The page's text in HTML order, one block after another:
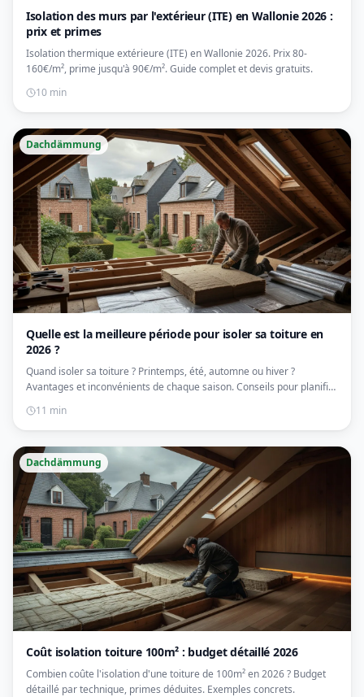
Isolation des murs par l'extérieur (ITE) en Wallonie 2026 :
prix et primes
Isolation thermique extérieure (ITE) en Wallonie 2026. Prix 80-
160€/m², prime jusqu'à 90€/m². Guide complet et devis gratuits.
10 min
Dachdämmung
Quelle est la meilleure période pour isoler sa toiture en
2026 ?
Quand isoler sa toiture ? Printemps, été, automne ou hiver ?
Avantages et inconvénients de chaque saison. Conseils pour planifier
11 min
Dachdämmung
Coût isolation toiture 100m² : budget détaillé 2026
Combien coûte l'isolation d'une toiture de 100m² en 2026 ? Budget
détaillé par technique, primes déduites. Exemples concrets.